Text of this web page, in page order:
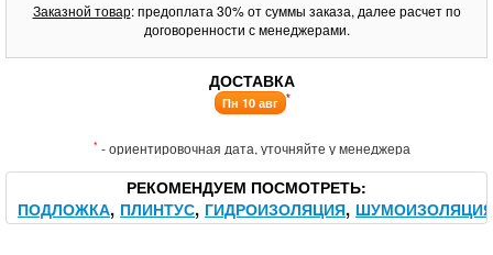
Заказной товар: предоплата 30% от суммы заказа, далее расчет по
договоренности с менеджерами.
ДОСТАВКА
Пн 10 авг *
* - ориентировочная дата, уточняйте у менеджера
РЕКОМЕНДУЕМ ПОСМОТРЕТЬ
ПОДЛОЖКА ПЛИНТУС ГИДРОИЗОЛЯЦИЯ ШУМОИЗОЛЯЦИЯ